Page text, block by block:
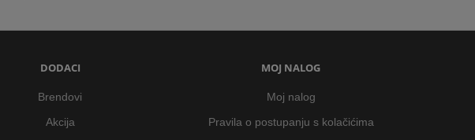
DODACI
Brendovi
Akcija
MOJ NALOG
Moj nalog
Pravila o postupanju s kolačićima